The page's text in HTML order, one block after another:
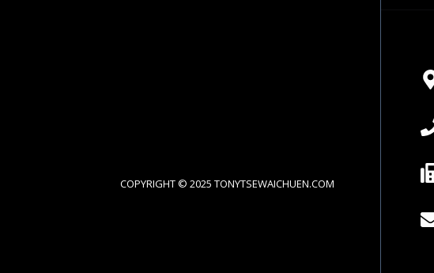
COPYRIGHT © 2025 TONYTSEWAICHUEN.COM